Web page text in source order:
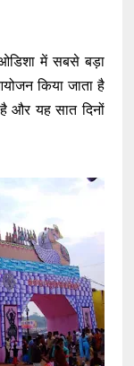
में सबसे बड़ा
किया जाता है
और यह सात दिनों